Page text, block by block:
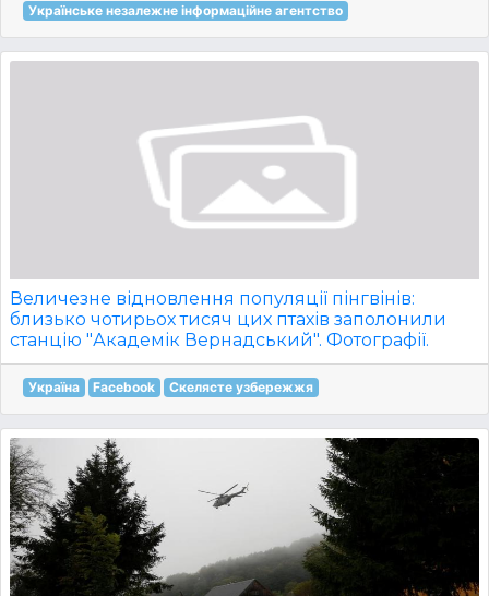
Українське незалежне інформаційне агентство
Величезне відновлення популяції пінгвінів:
близько чотирьох тисяч цих птахів заполонили
станцію "Академік Вернадський". Фотографії.
Україна Facebook Скелясте узбережжя